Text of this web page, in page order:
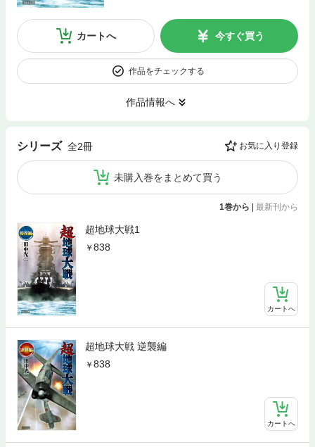
カートへ 今すぐ買う
作品をチェックする
作品情報へ
シリーズ 全2冊 お気に入り登録
未購入巻をまとめて買う
1巻から 最新刊から
超地球大戦1
838
カートへ
超地球大戦 逆襲編
838
カートへ